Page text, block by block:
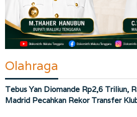
Olahraga
Tebus Yan Diomande Rp2,6 Triliun,
Madrid Pecahkan Rekor Transfer